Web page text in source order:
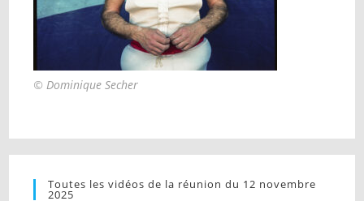
© Dominique Secher
Toutes les vidéos de la réunion du 12 novembre
2025